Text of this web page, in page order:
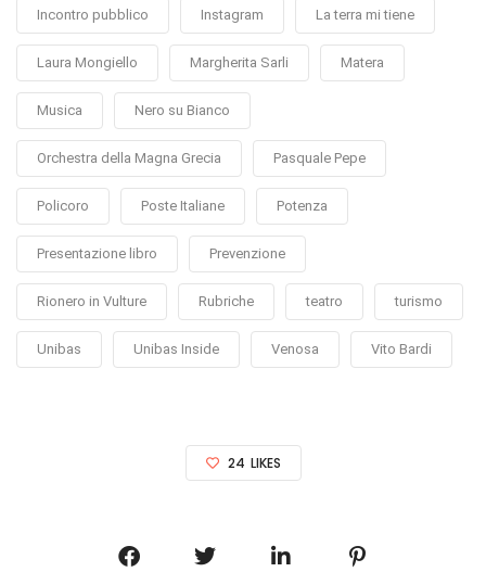
Incontro pubblico Instagram La terra mi tiene
Laura Mongiello Margherita Sarli Matera
Musica Nero su Bianco
Orchestra della Magna Grecia Pasquale Pepe
Policoro Poste Italiane Potenza
Presentazione libro Prevenzione
Rionero in Vulture Rubriche teatro turismo
Unibas Unibas Inside Venosa Vito Bardi
24 LIKES